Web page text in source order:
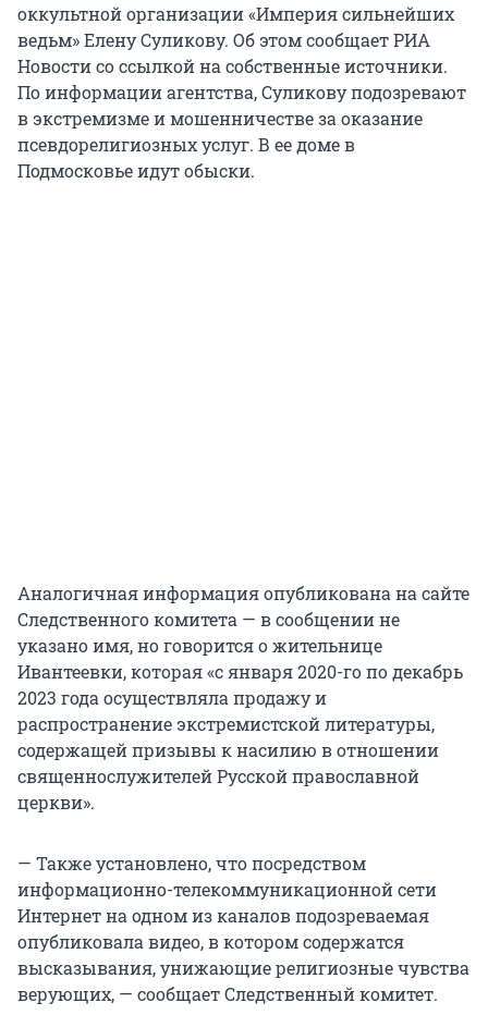
оккультной организации «Империя сильнейших
ведьм» Елену Суликову. Об этом сообщает РИА
Новости со ссылкой на собственные источники.
По информации агентства, Суликову подозревают
в экстремизме и мошенничестве за оказание
псевдорелигиозных услуг. В ее доме в
Подмосковье идут обыски.
Аналогичная информация опубликована на сайте
Следственного комитета — в сообщении не
указано имя, но говорится о жительнице
Ивантеевки, которая «с января 2020-го по декабрь
2023 года осуществляла продажу и
распространение экстремистской литературы,
содержащей призывы к насилию в отношении
священнослужителей Русской православной
церкви».
— Также установлено, что посредством
информационно-телекоммуникационной сети
Интернет на одном из каналов подозреваемая
опубликовала видео, в котором содержатся
высказывания, унижающие религиозные чувства
верующих, — сообщает Следственный комитет.